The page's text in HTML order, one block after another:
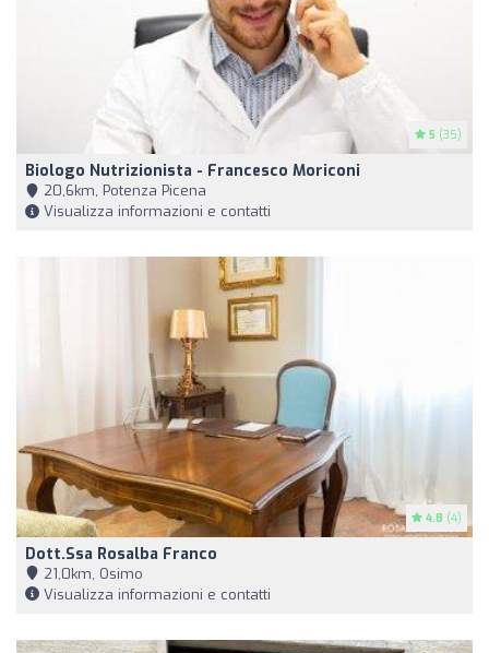
5 (35)
Biologo Nutrizionista - Francesco Moriconi
20,6km, Potenza Picena
Visualizza informazioni e contatti
4.8 (4)
Dott.ssa Rosalba Franco
21,0km, Osimo
Visualizza informazioni e contatti